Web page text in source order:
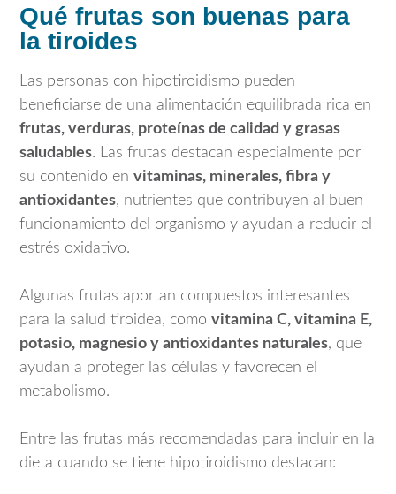
Qué frutas son buenas para
la tiroides
Las personas con hipotiroidismo pueden
beneficiarse de una alimentación equilibrada rica en
frutas, verduras, proteínas de calidad y grasas
saludables. Las frutas destacan especialmente por
su contenido en vitaminas, minerales, fibra y
antioxidantes, nutrientes que contribuyen al buen
funcionamiento del organismo y ayudan a reducir el
estrés oxidativo.
Algunas frutas aportan compuestos interesantes
para la salud tiroidea, como vitamina C, vitamina E,
potasio, magnesio y antioxidantes naturales, que
ayudan a proteger las células y favorecen el
metabolismo.
Entre las frutas más recomendadas para incluir en la
dieta cuando se tiene hipotiroidismo destacan: